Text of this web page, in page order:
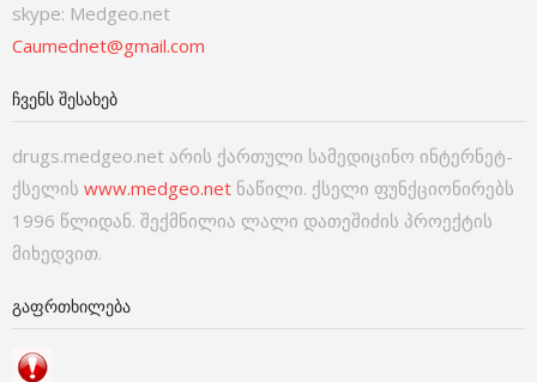
skype: Medgeo.net
Caumednet@gmail.com
ᲩᲕᲔᲜᲡ ᲨᲔᲡᲐᲮᲔᲑ
drugs.medgeo.net არის ქართული სამედიცინო ინტერნეტ-
ქსელის www.medgeo.net ნაწილი. ქსელი ფუნქციონირებს
1996 წლიდან. შექმნილია ლალი დათეშიძის პროექტის
მიხედვით.
ᲒᲐᲤᲠᲗᲮᲘᲚᲔᲑᲐ